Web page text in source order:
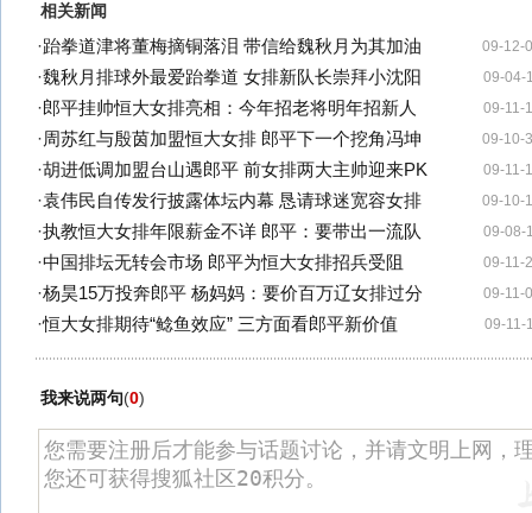
相关新闻
09-12-
·跆拳道津将董梅摘铜落泪 带信给魏秋月为其加油
09-04-
·魏秋月排球外最爱跆拳道 女排新队长崇拜小沈阳
09-11-
·郎平挂帅恒大女排亮相：今年招老将明年招新人
09-10-
·周苏红与殷茵加盟恒大女排 郎平下一个挖角冯坤
09-11-
·胡进低调加盟台山遇郎平 前女排两大主帅迎来PK
09-10-
·袁伟民自传发行披露体坛内幕 恳请球迷宽容女排
09-08-
·执教恒大女排年限薪金不详 郎平：要带出一流队
09-11-
·中国排坛无转会市场 郎平为恒大女排招兵受阻
09-11-
·杨昊15万投奔郎平 杨妈妈：要价百万辽女排过分
09-11-
·恒大女排期待“鲶鱼效应” 三方面看郎平新价值
我来说两句(0)